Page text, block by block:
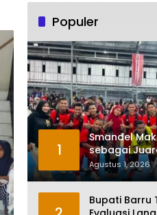
Populer
1
Smandel
sebagai
Futsal
Agustus 1, 2026
Bupati Barru